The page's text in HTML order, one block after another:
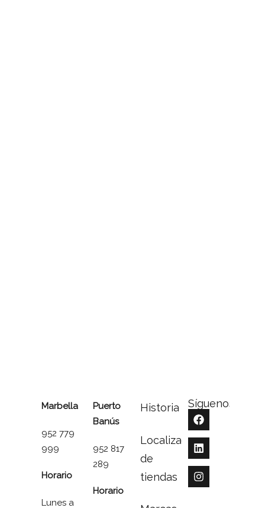
Marbella
952 779
999
Horario
Lunes a
Puerto
Banús
952 817
289
Horario
Historia
Localizador
de
tiendas
Síguenos